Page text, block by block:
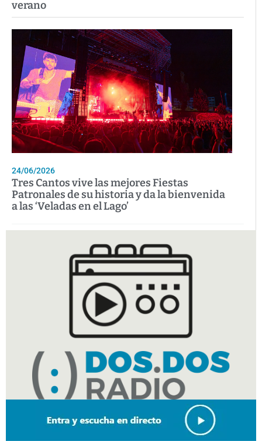
verano
24/06/2026
Tres Cantos vive las mejores Fiestas
Patronales de su historia y da la bienvenida
a las ‘Veladas en el Lago’